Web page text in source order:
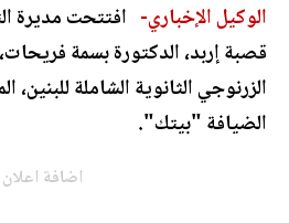
الوكيل الإخباري- افتتحت مديرة
قصبة إربد، الدكتورة بسمة
الزرنوجي الثانوية الشاملة للبنين،
الضيافة "بيتك".
اضافة اعلان